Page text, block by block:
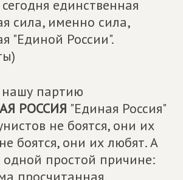
единственная
сила, именно сила,
"Единой России".
нашу партию
РОССИЯ "Единая Россия"
не боятся, они их
боятся, они их любят. А
одной простой причине:
просчитанная,